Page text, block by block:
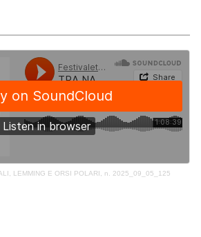
LEMMING E ORSI POLARI, n. 2025_09_05_125